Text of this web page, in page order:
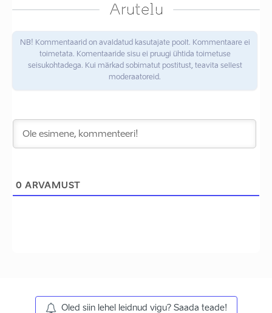
Arutelu
NB! Kommentaarid on avaldatud kasutajate poolt. Kommentaare ei
toimetata. Komentaaride sisu ei pruugi ühtida toimetuse
seisukohtadega. Kui märkad sobimatut postitust, teavita sellest
moderaatoreid.
0 ARVAMUST
Oled siin lehel leidnud vigu? Saada teade!